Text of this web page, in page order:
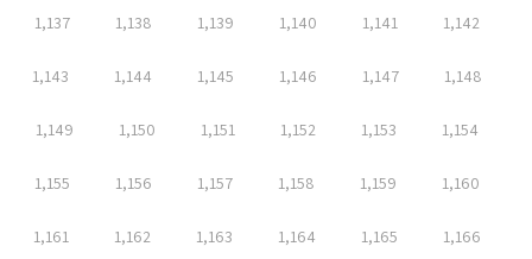
1,137 1,138 1,139 1,140 1,141 1,142
1,143 1,144 1,145 1,146 1,147 1,148
1,149 1,150 1,151 1,152 1,153 1,154
1,155 1,156 1,157 1,158 1,159 1,160
1,161 1,162 1,163 1,164 1,165 1,166